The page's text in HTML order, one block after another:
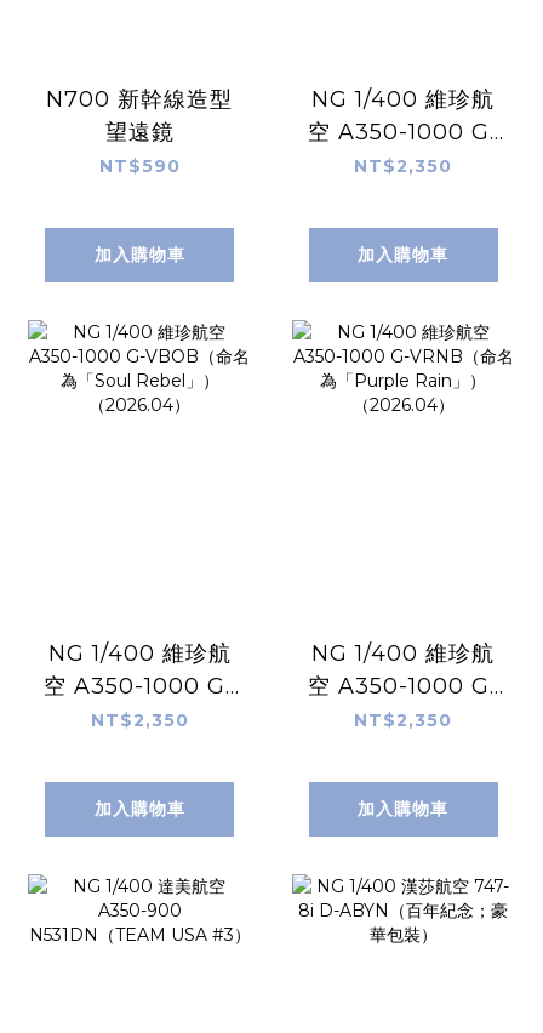
N700 新幹線造型
望遠鏡
NT$590
加入購物車
NG 1/400 維珍航
空 A350-1000 G-
VPRD（命名為
NT$2,350
加入購物車
NG 1/400 維珍航
空 A350-1000 G-
VBOB（命名為
（2026.04）
NT$2,350
加入購物車
NG 1/400 維珍航
空 A350-1000 G-
VRNB（命名為
Rain」）
（2026.04）
NT$2,350
加入購物車